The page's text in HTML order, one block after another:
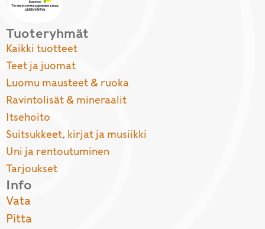
Tuoteryhmät
Kaikki tuotteet
Teet ja juomat
Luomu mausteet & ruoka
Ravintolisät & mineraalit
Itsehoito
Suitsukkeet, kirjat ja musiikki
Uni ja rentoutuminen
Tarjoukset
Info
Vata
Pitta